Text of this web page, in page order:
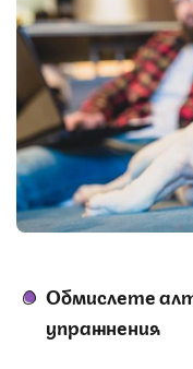
Обмислете
упражнения